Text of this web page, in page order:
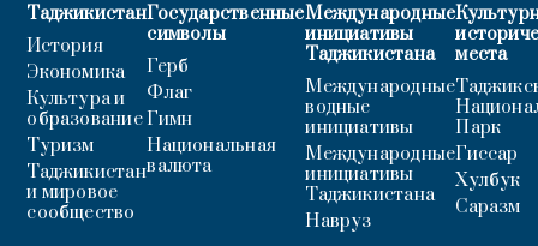
Таджикистан
История
Экономика
Культура и
образование
Туризм
Таджикистан
и мировое
сообщество
Государственные
символы
Герб
Флаг
Гимн
Национальная
валюта
Международные
инициативы
Таджикистана
Международные
водные
инициативы
Международные
инициативы
Таджикистана
Навруз
места
Парк
Гиссар
Хулбук
Саразм